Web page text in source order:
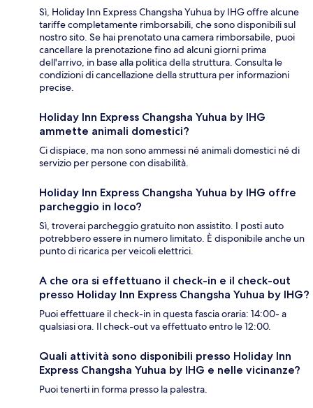
Sì, Holiday Inn Express Changsha Yuhua by IHG offre alcune
tariffe completamente rimborsabili, che sono disponibili sul
nostro sito. Se hai prenotato una camera rimborsabile, puoi
cancellare la prenotazione fino ad alcuni giorni prima
dell'arrivo, in base alla politica della struttura. Consulta le
condizioni di cancellazione della struttura per informazioni
precise.
Holiday Inn Express Changsha Yuhua by IHG
ammette animali domestici?
Ci dispiace, ma non sono ammessi né animali domestici né di
servizio per persone con disabilità.
Holiday Inn Express Changsha Yuhua by IHG offre
parcheggio in loco?
Sì, troverai parcheggio gratuito non assistito. I posti auto
potrebbero essere in numero limitato. È disponibile anche un
punto di ricarica per veicoli elettrici.
A che ora si effettuano il check-in e il check-out
presso Holiday Inn Express Changsha Yuhua by IHG?
Puoi effettuare il check-in in questa fascia oraria: 14:00- a
qualsiasi ora. Il check-out va effettuato entro le 12:00.
Quali attività sono disponibili presso Holiday Inn
Express Changsha Yuhua by IHG e nelle vicinanze?
Puoi tenerti in forma presso la palestra.